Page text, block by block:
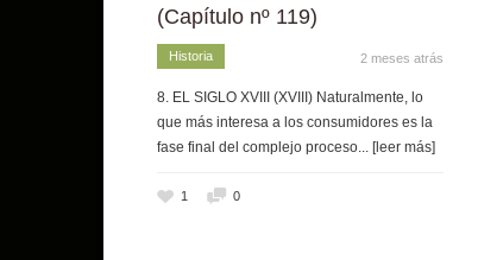
(Capítulo nº 119)
Historia 2 meses atrás
8. EL SIGLO XVIII (XVIII) Naturalmente, lo
que más interesa a los consumidores es la
fase final del complejo proceso ... [leer más]
1 0